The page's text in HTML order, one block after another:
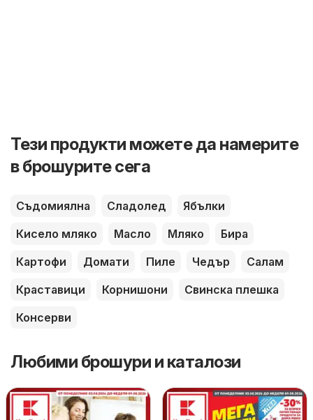
Тези продукти можете да намерите
в брошурите сега
Съдомиялна Сладолед
Ябълки
Кисело мляко
Масло Мляко
Бира
Картофи
Домати Пиле Чедър
Салам
Краставици
Корнишони
Свинска плешка
Консерви
Любими брошури и каталози